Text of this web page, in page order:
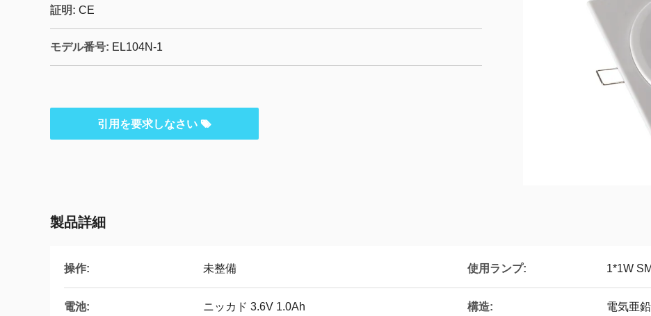
証明: CE
モデル番号: EL104N-1
引用を要求しなさい
製品詳細
操作: 未整備 使用ランプ: 1*1W
電池: ニッカド 3.6V 1.0Ah 構造: 電気亜